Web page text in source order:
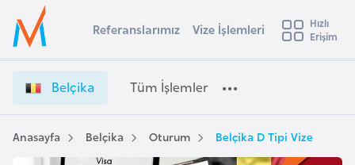
Ülke Seçimi
Başvuru yapmak istediğiniz ülkeyi seçin
Üye
Girişi
e
ç
i
k
e
Referanslarımız Vize İşlemleri
Hızlı
Erişim
Belçika Tüm İşlemler
Anasayfa Belçika Oturum Belçika D Tipi Vize
s
t
r
a